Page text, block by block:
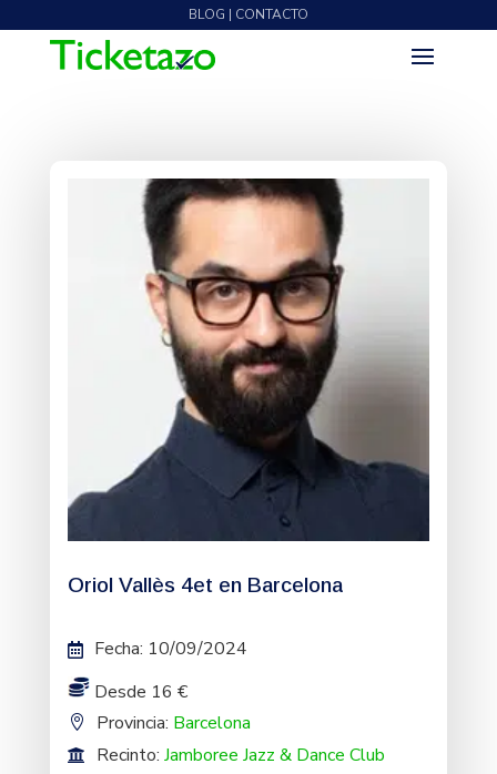
BLOG | CONTACTO
Oriol Vallès 4et en Barcelona
Fecha: 10/09/2024
Desde 16 €
Provincia: Barcelona
Recinto: Jamboree Jazz & Dance Club